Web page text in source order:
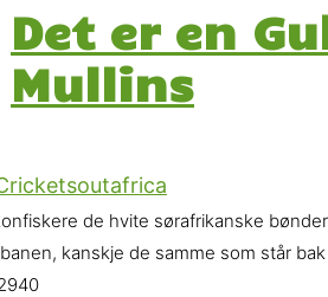
Det er en
Mullins
de hvite sørafrikanske
kanskje de samme som står